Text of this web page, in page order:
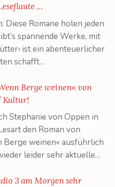
…
Diese Romane holen jeden
spannende Werke, mit
ist ein abenteuerlicher
schafft…
Berge weinen« von
Kultur!
Stephanie von Oppen in
den Roman von
Berge weinen« ausführlich
leider sehr aktuelle…
3 am Morgen sehr